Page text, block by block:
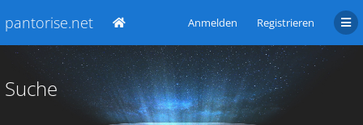
pantorise.net Anmelden Registrieren
Suche